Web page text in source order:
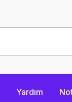
Yardım